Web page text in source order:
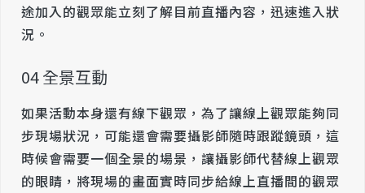
途加入的觀眾能立刻了解目前直播內容，迅速進入狀
況。
04 全景互動
如果活動本身還有線下觀眾，為了讓線上觀眾能夠同
步現場狀況，可能還會需要攝影師隨時跟蹤鏡頭，這
時候會需要一個全景的場景，讓攝影師代替線上觀眾
的眼睛，將現場的畫面實時同步給線上直播間的觀眾